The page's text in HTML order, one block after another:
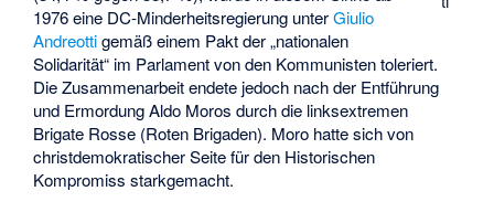
1976 eine DC-Minderheitsregierung unterGiulio
Andreottigemäß einem Pakt der „nationalen
Solidarität“ im Parlament von den Kommunisten toleriert.
Die Zusammenarbeit endete jedoch nach der Entführung
und Ermordung Aldo Moros durch die linksextremen
Brigate Rosse (Roten Brigaden). Moro hatte sich von
christdemokratischer Seite für den Historischen
Kompromiss starkgemacht.